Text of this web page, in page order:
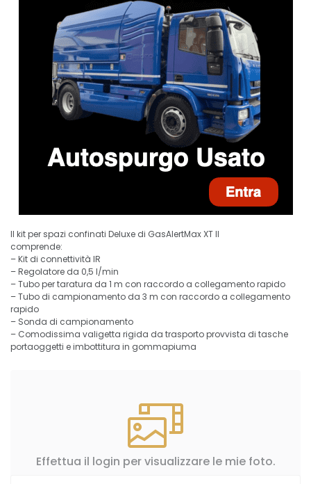
Il kit per spazi confinati Deluxe di GasAlertMax XT II
comprende:
– Kit di connettività IR
– Regolatore da 0,5 l/min
– Tubo per taratura da 1 m con raccordo a collegamento rapido
– Tubo di campionamento da 3 m con raccordo a collegamento
rapido
– Sonda di campionamento
– Comodissima valigetta rigida da trasporto provvista di tasche
portaoggetti e imbottitura in gommapiuma
Effettua il login per visualizzare le mie foto.